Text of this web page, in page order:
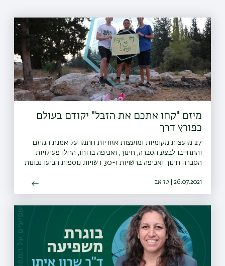
מיזם "קחו אתכם את הזבל" יקודם בעולם
כפורץ דרך
27 מועצות מקומיות ומועצות אזוריות חתמו על אמנת המיזם
והתחייבו לבצע הסברה, חינוך, ואכיפה ברוחו, החלו פעילויות
הסברה חינוך ואכיפה ברשויות ו-30 רשויות נוספות הביעו נכונות
26.07.2021 | טז אב